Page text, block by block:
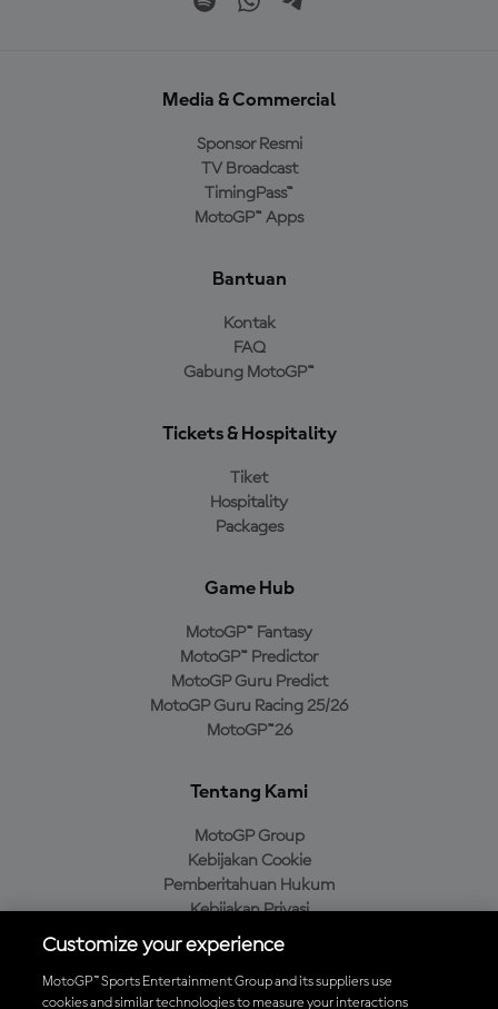
Media & Commercial
Sponsor Resmi
TV Broadcast
TimingPass™
MotoGP™ Apps
Bantuan
Kontak
FAQ
Gabung MotoGP™
Tickets & Hospitality
Tiket
Hospitality
Packages
Game Hub
MotoGP™ Fantasy
MotoGP™ Predictor
MotoGP Guru Predict
MotoGP Guru Racing 25/26
MotoGP™26
Tentang Kami
MotoGP Group
Kebijakan Cookie
Pemberitahuan Hukum
Kebijakan Privasi
Kebijakan Pembelian
Customize your experience
MotoGP™ Sports Entertainment Group and its suppliers use
cookies and similar technologies to measure your interactions